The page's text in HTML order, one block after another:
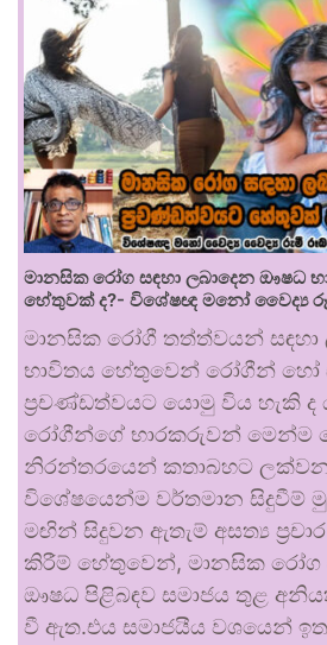
මානසික රෝග සඳහා ලබාදෙන ඖෂධ
හේතුවක් ද?- විශේෂඥ මනෝ වෛද්‍ය
මානසික රෝගී තත්ත්වයන් සඳහා
භාවිතය හේතුවෙන් රෝගීන් හෝ
ප්‍රචණ්ඩත්වයට යොමු විය හැකි
රෝගීන්ගේ භාරකරුවන් මෙන්ම
නිරන්තරයෙන් කතාබහට ලක්වන
විශේෂයෙන්ම වර්තමාන සිදුවීම්
මඟින් සිදුවන ඇතැම් අසත්‍ය
කිරීම් හේතුවෙන්, මානසික රෝග
ඖෂධ පිළිබඳව සමාජය තුළ
වී ඇත.එය සමාජයීය වශයෙන්